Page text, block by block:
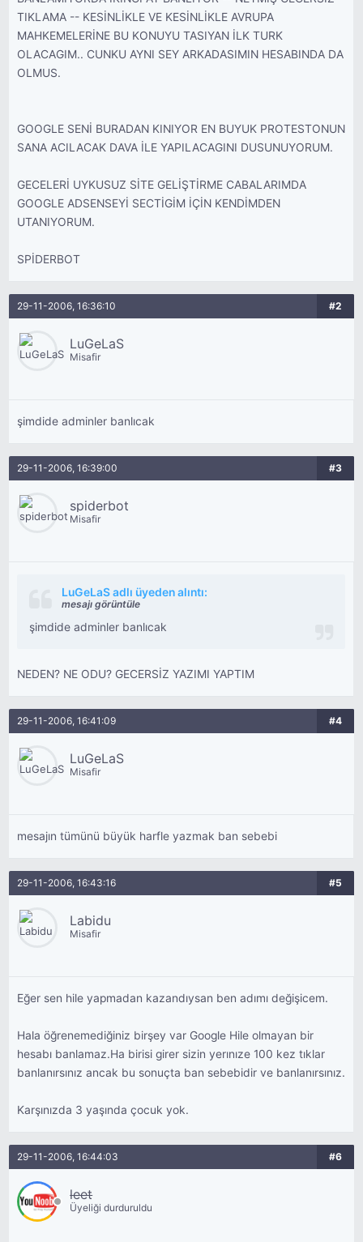
TIKLAMA -- KESİNLİKLE VE KESİNLİKLE AVRUPA
MAHKEMELERİNE BU KONUYU TASIYAN İLK TURK
OLACAGIM.. CUNKU AYNI SEY ARKADASIMIN HESABINDA DA
OLMUS.
GOOGLE SENİ BURADAN KINIYOR EN BUYUK PROTESTONUN
SANA ACILACAK DAVA İLE YAPILACAGINI DUSUNUYORUM.
GECELERİ UYKUSUZ SİTE GELİŞTİRME CABALARIMDA
GOOGLE ADSENSEYİ SECTİGİM İÇİN KENDİMDEN
UTANIYORUM.
SPİDERBOT
29-11-2006, 16:36:10 #2
LuGeLaS
Misafir
şimdide adminler banlıcak
29-11-2006, 16:39:00 #3
spiderbot
Misafir
LuGeLaS adlı üyeden alıntı:
mesajı görüntüle
şimdide adminler banlıcak
NEDEN? NE ODU? GECERSİZ YAZIMI YAPTIM
29-11-2006, 16:41:09 #4
LuGeLaS
Misafir
mesajın tümünü büyük harfle yazmak ban sebebi
29-11-2006, 16:43:16 #5
Labidu
Misafir
Eğer sen hile yapmadan kazandıysan ben adımı değişicem.
Hala öğrenemediğiniz birşey var Google Hile olmayan bir
hesabı banlamaz.Ha birisi girer sizin yerınıze 100 kez tıklar
banlanırsınız ancak bu sonuçta ban sebebidir ve banlanırsınız.
Karşınızda 3 yaşında çocuk yok.
29-11-2006, 16:44:03 #6
leet
Üyeliği durduruldu